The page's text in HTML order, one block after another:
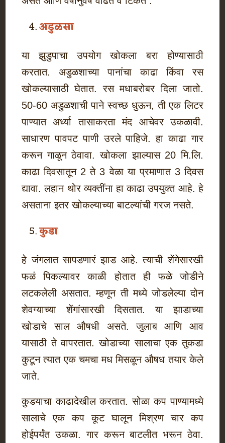
अडुळसा
या झुडुपाचा उपयोग खोकला बरा होण्यासाठी
करतात. अडुळशाच्या पानांचा काढा किंवा रस
खोकल्यासाठी घेतात. रस मधाबरोबर दिला जातो.
50-60 अडुळशाची पाने स्वच्छ धुऊन, ती एक लिटर
पाण्यात अर्ध्या तासाकरता मंद आचेवर उकळावी.
साधारण पावपट पाणी उरले पाहिजे. हा काढा गार
करून गाळून ठेवावा. खोकला झाल्यास 20 मि.लि.
काढा दिवसातून 2 ते 3 वेळा या प्रमाणात 3 दिवस
द्यावा. लहान थोर व्यक्तींना हा काढा उपयुक्त आहे. हे
असताना इतर खोकल्याच्या बाटल्यांची गरज नसते.
कुडा
हे जंगलात सापडणारं झाड आहे. त्याची शेंगेसारखी
फळं पिकल्यावर काळी होतात ही फळे जोडीने
लटकलेली असतात. म्हणून ती मध्ये जोडलेल्या दोन
शेवग्याच्या शेंगांसारखी दिसतात. या झाडाच्या
खोडाचे साल औषधी असते. जुलाब आणि आव
यासाठी ते वापरतात. खोडाच्या सालाचा एक तुकडा
कुटून त्यात एक चमचा मध मिसळून औषध तयार केले
जाते.
कुडयाचा काढादेखील करतात. सोळा कप पाण्यामध्ये
सालाचे एक कप कूट घालून मिश्रण चार कप
होईपर्यंत उकळा. गार करून बाटलीत भरून ठेवा.